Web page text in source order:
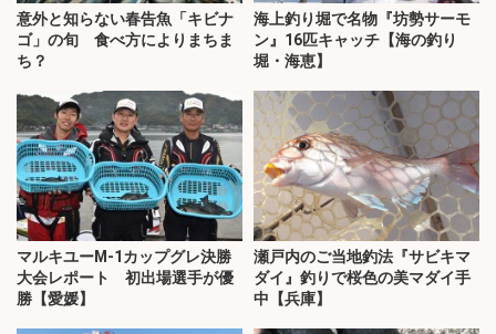
意外と知らない春告魚「キビナ
ゴ」の旬 食べ方によりまちま
ち？
海上釣り堀で名物『坊勢サーモ
ン』16匹キャッチ【海の釣り
堀・海恵】
マルキユーM‐1カップグレ決勝
大会レポート 初出場選手が優
勝【愛媛】
瀬戸内のご当地釣法『サビキマ
ダイ』釣りで桜色の美マダイ手
中【兵庫】